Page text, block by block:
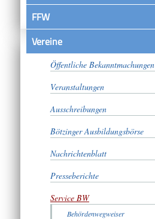
FFW
VereineSatzungen
Öffentliche Bekanntmachungen
Veranstaltungen
Ausschreibungen
Bötzinger Ausbildungsbörse
Nachrichtenblatt
Presseberichte
Service BW
Behördenwegweiser